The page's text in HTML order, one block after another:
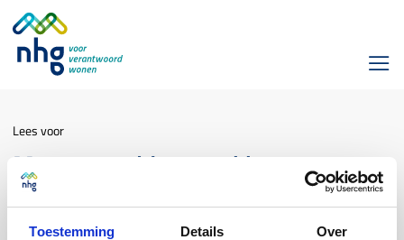
Toestemming Details Over
Lees voor
Mag een geldverstrekker vragen
om een bouwkundig rapport bij het
gebruiken van een hybride taxatie?